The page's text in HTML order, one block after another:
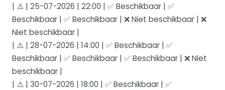
| ⚠️ | 25-07-2026 | 22:00 | ✅ Beschikbaar | ✅
Beschikbaar | ✅ Beschikbaar | ❌ Niet beschikbaar | ❌
Niet beschikbaar |
| ⚠️ | 28-07-2026 | 14:00 | ✅ Beschikbaar | ✅
Beschikbaar | ✅ Beschikbaar | ✅ Beschikbaar | ❌ Niet
beschikbaar |
| ⚠️ | 30-07-2026 | 18:00 | ✅ Beschikbaar | ✅